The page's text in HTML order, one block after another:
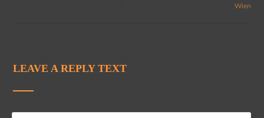
Wien
LEAVE A REPLY TEXT